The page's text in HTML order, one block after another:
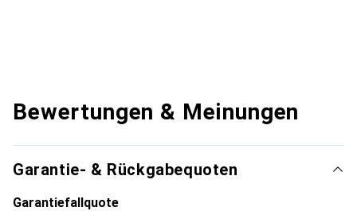
Bewertungen & Meinungen
Garantie- & Rückgabequoten
Garantiefallquote